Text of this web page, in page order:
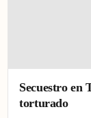
Secuestro
torturado